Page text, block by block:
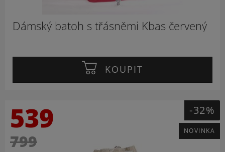
Dámský batoh s třásněmi Kbas červený
KOUPIT
539
799
-32%
NOVINKA